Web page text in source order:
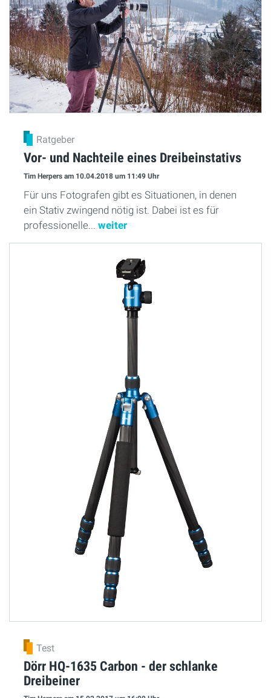
Ratgeber
Vor- und Nachteile eines Dreibeinstativs
Tim Herpers am 10.04.2018 um 11:49 Uhr
Für uns Fotografen gibt es Situationen, in denen
ein Stativ zwingend nötig ist. Dabei ist es für
professionelle... weiter
Test
Dörr HQ-1635 Carbon - der schlanke
Dreibeiner